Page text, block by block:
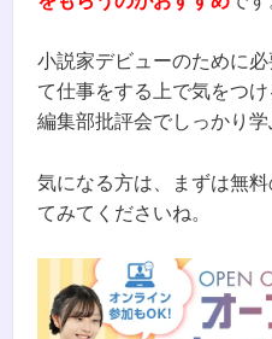
小説家デビューのために
て仕事をする上で気をつ
編集部批評会でしっかり学
気になる方は、まずは無
てみてくださいね。